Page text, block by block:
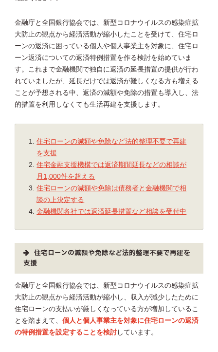
金融庁と全国銀行協会では、新型コロナウイルスの感染症拡
大防止の観点から経済活動が縮小したことを受けて、住宅ロ
ーンの返済に困っている個人や個人事業主を対象に、住宅ロ
ーン返済についての返済特例措置を作る検討を始めていま
す。これまで金融機関で独自に返済の延長措置の提供が行わ
れていましたが、延長だけでは返済が難しくなる方も増える
ことが予想される中、返済の減額や免除の措置も導入し、法
的措置を利用しなくても生活再建を支援します。
住宅ローンの減額や免除など法的整理不要で再建
を支援
住宅金融支援機構では返済期間延長などの相談が
月1,000件を超える
住宅ローンの減額や免除は債務者と金融機関で相
談の上決定する
金融機関各社では返済延長措置など相談を受付中
住宅ローンの減額や免除など法的整理不要で再建を
支援
金融庁と全国銀行協会では、新型コロナウイルスの感染症拡
大防止の観点から経済活動が縮小し、収入が減少したために
住宅ローンの支払いが厳しくなっている方が増加しているこ
とを踏まえて、 個人と個人事業主を対象に住宅ローンの返済
の特例措置を設定することを検討 しています。